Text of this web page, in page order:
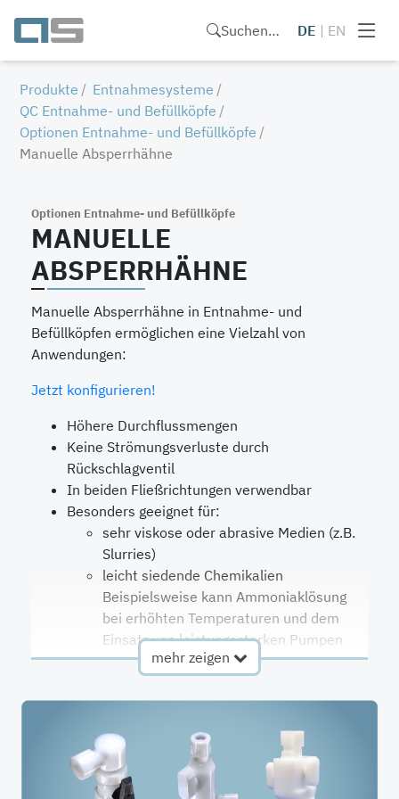
Suchen… DE | EN
Produkte
Entnahmesysteme
QC Entnahme- und Befüllköpfe
Optionen Entnahme- und Befüllköpfe
Manuelle Absperrhähne
Optionen Entnahme- und Befüllköpfe
MANUELLE
ABSPERRHÄHNE
Manuelle Absperrhähne in Entnahme- und
Befüllköpfen ermöglichen eine Vielzahl von
Anwendungen:
Jetzt konfigurieren!
Höhere Durchflussmengen
Keine Strömungsverluste durch
Rückschlagventil
In beiden Fließrichtungen verwendbar
Besonders geeignet für:
sehr viskose oder abrasive Medien (z.B.
Slurries)
leicht siedende Chemikalien
Beispielsweise kann Ammoniaklösung
bei erhöhten Temperaturen und dem
Einsatz von leistungsstarken Pumpen
anfangen zu sieden (Blasenbildung).
Druckverlust in der Saugleitung im
selbstschließendem Rückschlagventil.
mehr zeigen